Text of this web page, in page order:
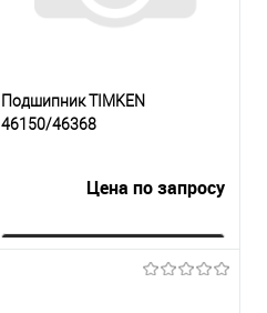
Подшипник TIMKEN
46150/46368
Цена по запросу
Запросить цену